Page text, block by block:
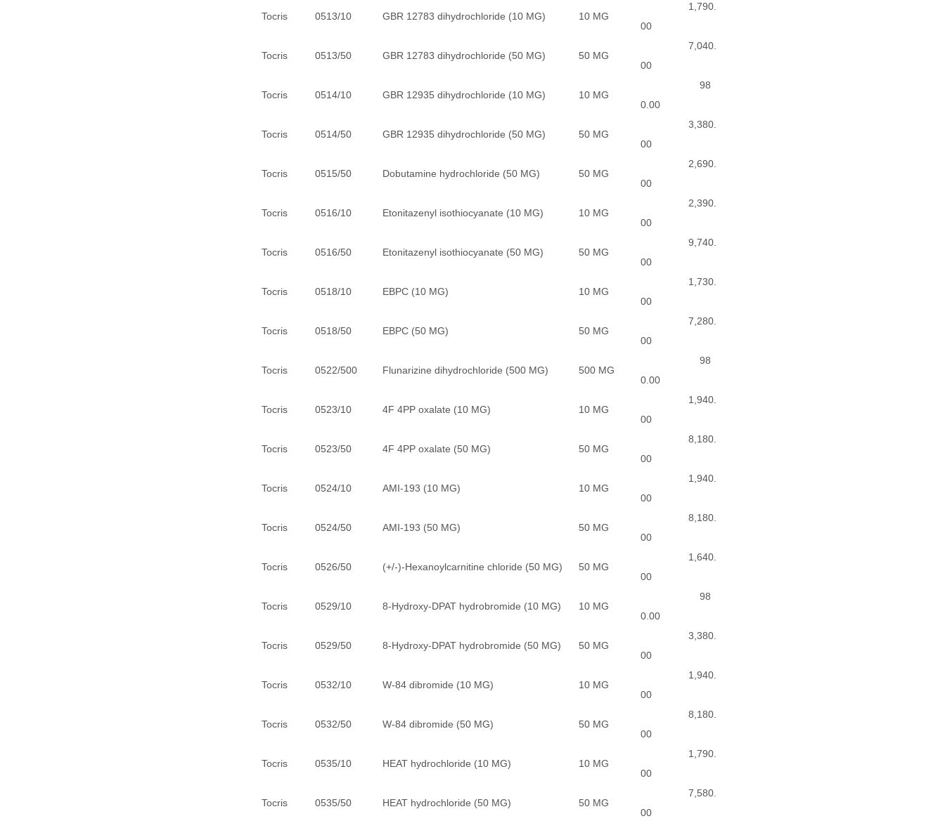
Tocris 0513/10 GBR 12783 dihydrochloride (10 MG) 10 MG
1,790.
00
Tocris 0513/50 GBR 12783 dihydrochloride (50 MG) 50 MG
7,040.
00
Tocris 0514/10 GBR 12935 dihydrochloride (10 MG) 10 MG
98
0.00
Tocris 0514/50 GBR 12935 dihydrochloride (50 MG) 50 MG
3,380.
00
Tocris 0515/50 Dobutamine hydrochloride (50 MG) 50 MG
2,690.
00
Tocris 0516/10 Etonitazenyl isothiocyanate (10 MG) 10 MG
2,390.
00
Tocris 0516/50 Etonitazenyl isothiocyanate (50 MG) 50 MG
9,740.
00
Tocris 0518/10 EBPC (10 MG) 10 MG
1,730.
00
Tocris 0518/50 EBPC (50 MG) 50 MG
7,280.
00
Tocris 0522/500 Flunarizine dihydrochloride (500 MG) 500 MG
98
0.00
Tocris 0523/10 4F 4PP oxalate (10 MG) 10 MG
1,940.
00
Tocris 0523/50 4F 4PP oxalate (50 MG) 50 MG
8,180.
00
Tocris 0524/10 AMI-193 (10 MG) 10 MG
1,940.
00
Tocris 0524/50 AMI-193 (50 MG) 50 MG
8,180.
00
Tocris 0526/50 (+/-)-Hexanoylcarnitine chloride (50 MG) 50 MG
1,640.
00
Tocris 0529/10 8-Hydroxy-DPAT hydrobromide (10 MG) 10 MG
98
0.00
Tocris 0529/50 8-Hydroxy-DPAT hydrobromide (50 MG) 50 MG
3,380.
00
Tocris 0532/10 W-84 dibromide (10 MG) 10 MG
1,940.
00
Tocris 0532/50 W-84 dibromide (50 MG) 50 MG
8,180.
00
Tocris 0535/10 HEAT hydrochloride (10 MG) 10 MG
1,790.
00
Tocris 0535/50 HEAT hydrochloride (50 MG) 50 MG
7,580.
00